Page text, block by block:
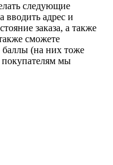
следующие
вводить адрес и
заказа, а также
сможете
баллы (на них тоже
мы